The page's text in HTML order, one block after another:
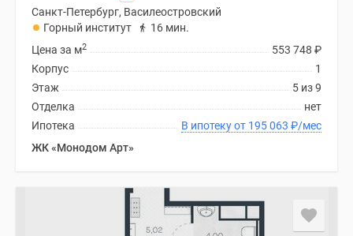
Санкт-Петербург, Василеостровский
Горный институт
16 мин.
553 748 ₽
Цена за м2
1
Корпус
5 из 9
Этаж
нет
Отделка
В ипотеку от 195 063 ₽/мес
Ипотека
ЖК «Монодом Арт»